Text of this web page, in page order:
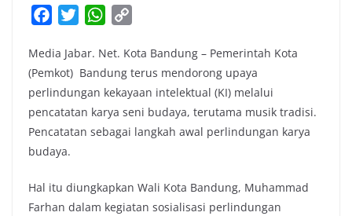
c
e
b
o
o
k
i
t
t
e
r
W
a
t
s
A
p
p
y
L
i
n
Media Jabar. Net. Kota Bandung – Pemerintah Kota
(Pemkot) Bandung terus mendorong upaya
perlindungan kekayaan intelektual (KI) melalui
pencatatan karya seni budaya, terutama musik tradisi.
Pencatatan sebagai langkah awal perlindungan karya
budaya.
Hal itu diungkapkan Wali Kota Bandung, Muhammad
Farhan dalam kegiatan sosialisasi perlindungan